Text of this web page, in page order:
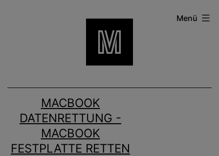
MACBOOK
DATENRETTUNG -
MACBOOK
FESTPLATTE RETTEN
Menü